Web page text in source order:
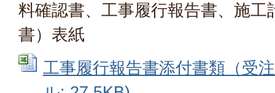
料確認書、工事履行報告書、施工
書）表紙
工事履行報告書添付書類（受